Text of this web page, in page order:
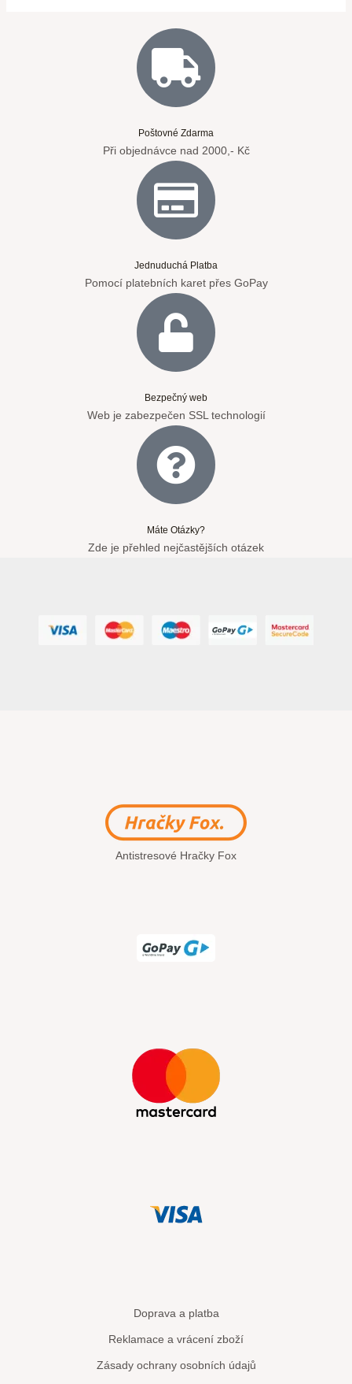
Poštovné Zdarma
Při objednávce nad 2000,- Kč
Jednuduchá Platba
Pomocí platebních karet přes GoPay
Bezpečný web
Web je zabezpečen SSL technologií
Máte Otázky?
Zde je přehled nejčastějších otázek
Antistresové Hračky Fox
Doprava a platba
Reklamace a vrácení zboží
Zásady ochrany osobních údajů